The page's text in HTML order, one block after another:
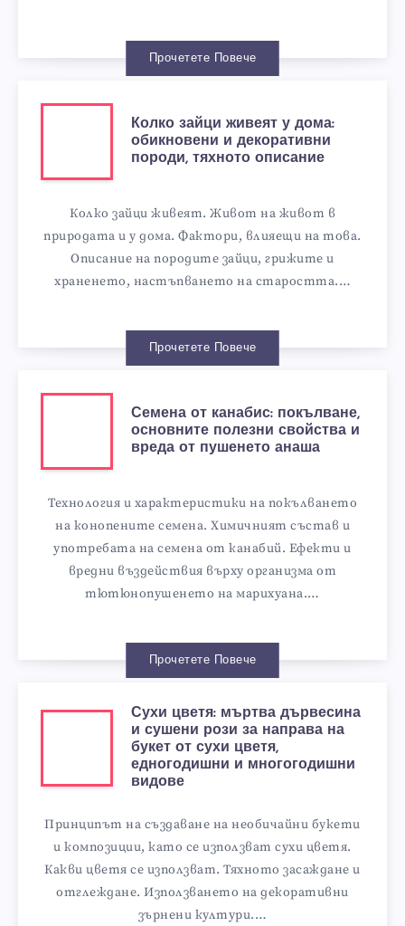
Прочетете Повече
Колко зайци живеят у дома:
обикновени и декоративни
породи, тяхното описание
Колко зайци живеят. Живот на живот в
природата и у дома. Фактори, влияещи на това.
Описание на породите зайци, грижите и
храненето, настъпването на старостта.…
Прочетете Повече
Семена от канабис: покълване,
основните полезни свойства и
вреда от пушенето анаша
Технология и характеристики на покълването
на конопените семена. Химичният състав и
употребата на семена от канабий. Ефекти и
вредни въздействия върху организма от
тютюнопушенето на марихуана.…
Прочетете Повече
Сухи цветя: мъртва дървесина
и сушени рози за направа на
букет от сухи цветя,
едногодишни и многогодишни
видове
Принципът на създаване на необичайни букети
и композиции, като се използват сухи цветя.
Какви цветя се използват. Тяхното засаждане и
отглеждане. Използването на декоративни
зърнени култури.…